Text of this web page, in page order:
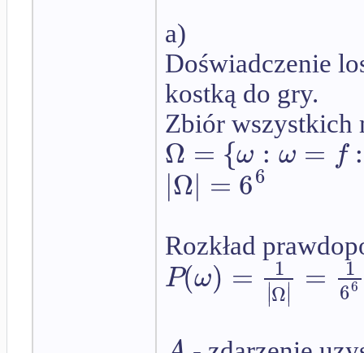
a)
Doświadczenie
kostką do gry.
Zbiór wszystkich
Ω = {ω : ω = f :
|Ω| =66
Rozkład
P(ω) = 1
∣Ω∣ = 1
66